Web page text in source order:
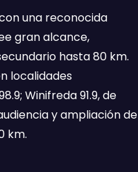
una reconocida
gran alcance,
hasta 80 km.
localidades
Winifreda 91.9, de
y ampliación de
km.